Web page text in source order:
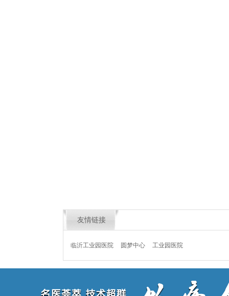
友情链接
临沂工业园医院 圆梦中心 工业园医院